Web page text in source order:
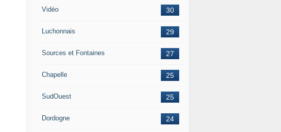
30
Vidéo
29
Luchonnais
27
Sources et Fontaines
25
Chapelle
25
SudOuest
24
Dordogne